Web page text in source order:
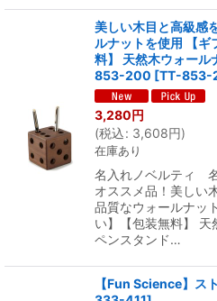
美しい木目と高級感
ルナットを使用 【ギ
料】 天然木ウォール
853-200 [TT-853-
3,280円
(税込: 3,608円)
在庫あり
名入れノベルティ
オススメ品！美しい
品質なウォールナッ
い】【包装無料】 天
ペンスタンド…
【Fun Science】